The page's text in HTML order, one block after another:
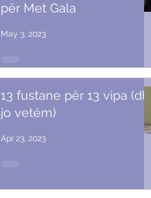
për Met Gala
May 3, 2023
13 fustane për 13 vipa (dhe
jo vetëm)
Apr 23, 2023